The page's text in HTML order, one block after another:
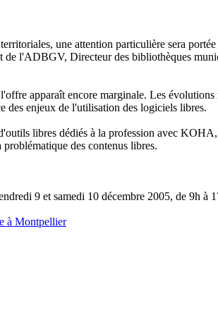
une attention particulière sera
l'ADBGV, Directeur des bibliothèques
apparaît encore marginale. Les
des enjeux de l'utilisation des logiciels libres.
libres dédiés à la profession avec
des contenus libres.
9 et samedi 10 décembre 2005, de 9h
à Montpellier